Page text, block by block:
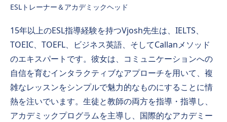
ESLトレーナー＆アカデミックヘッド
15年以上のESL指導経験を持つVjosh先生は、IELTS、
TOEIC、TOEFL、ビジネス英語、そしてCallanメソッド
のエキスパートです。彼女は、コミュニケーションへの
自信を育むインタラクティブなアプローチを用いて、複
雑なレッスンをシンプルで魅力的なものにすることに情
熱を注いでいます。生徒と教師の両方を指導・指導し、
アカデミックプログラムを主導し、国際的なアカデミー